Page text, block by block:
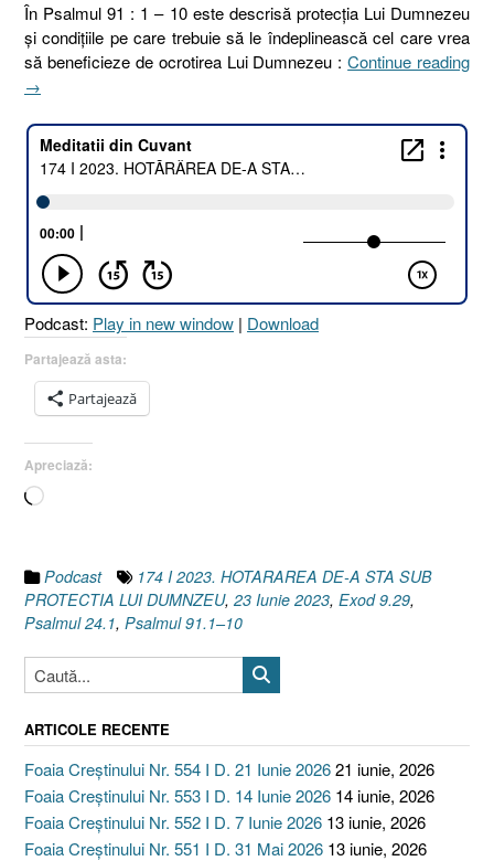
În Psalmul 91 : 1 – 10 este descrisă protecția Lui Dumnezeu
și condițiile pe care trebuie să le îndeplinească cel care vrea
să beneficieze de ocrotirea Lui Dumnezeu :Continue reading
→
Podcast: Play in new window | Download
Partajează asta:
Partajează
Apreciază:
Încarc...
Podcast
174 I 2023. HOTARAREA DE-A STA SUB
PROTECTIA LUI DUMNZEU, 23 Iunie 2023, Exod 9.29,
Psalmul 24.1, Psalmul 91.1–10
ARTICOLE RECENTE
Foaia Creștinului Nr. 554 I D. 21 Iunie 202621 iunie, 2026
Foaia Creștinului Nr. 553 I D. 14 Iunie 2026 14 iunie, 2026
Foaia Creștinului Nr. 552 I D. 7 Iunie 2026 13 iunie, 2026
Foaia Creștinului Nr. 551 I D. 31 Mai 2026 13 iunie, 2026